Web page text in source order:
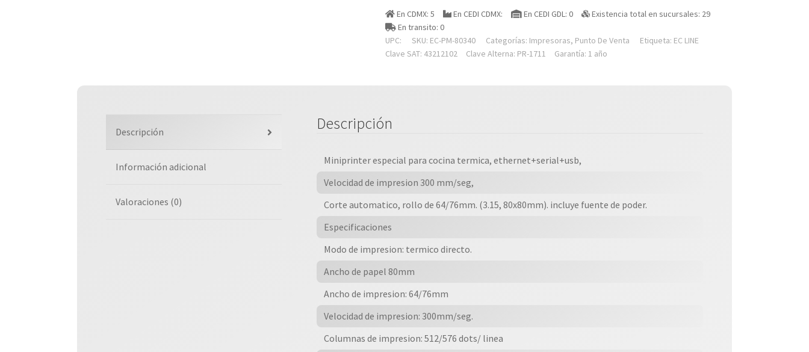
pm-
80340
Miniprinter
,
Usb,
Ethernet
Rj11,
Corte
300
Mm/seg,
De
Sonido
Luz,
Para
En CDMX: 5 En CEDI CDMX: En CEDI GDL: 0
Existencia total en sucursales: 29
En transito: 0
UPC:
SKU: EC-PM-80340 Categorías: Impresoras, Punto De Venta Etiqueta: EC LINE
Clave SAT: 43212102
Clave Alterna: PR-1711 Garantía: 1 año
Descripción
Información adicional
Valoraciones (0)
Descripción
Miniprinter especial para cocina termica, ethernet+serial+usb,
Velocidad de impresion 300 mm/seg,
Corte automatico, rollo de 64/76mm. (3.15, 80x80mm). incluye fuente de poder.
Especificaciones
Modo de impresion: termico directo.
Ancho de papel 80mm
Ancho de impresion: 64/76mm
Velocidad de impresion: 300mm/seg.
Columnas de impresion: 512/576 dots/ linea